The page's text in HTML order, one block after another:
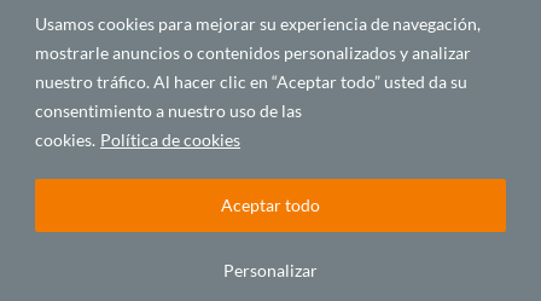
Usamos cookies para mejorar su experiencia de navegación,
mostrarle anuncios o contenidos personalizados y analizar
nuestro tráfico. Al hacer clic en “Aceptar todo” usted da su
consentimiento a nuestro uso de las
cookies. Política de cookies
Personalizar
Aceptar todo
Blog
About Us